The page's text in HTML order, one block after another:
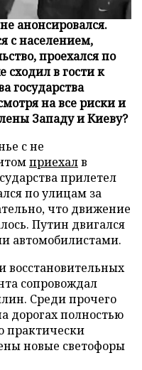
посетил
анонсировался.
с населением,
проехался по
сходил в гости к
государства
на все риски и
Западу и Киеву?
с не
приехалв
прилетел
по улицам за
что движение
Путин двигался
автомобилистами.
восстановительных
сопровождал
Среди прочего
дорогах полностью
практически
новые светофоры